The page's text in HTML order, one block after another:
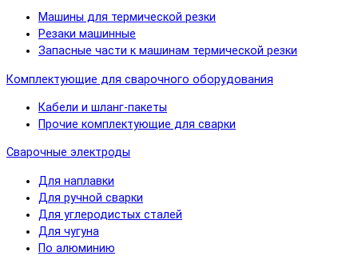
Машины для термической резки
Резаки машинные
Запасные части к машинам термической резки
Комплектующие для сварочного оборудования
Кабели и шланг-пакеты
Прочие комплектующие для сварки
Сварочные электроды
Для наплавки
Для ручной сварки
Для углеродистых сталей
Для чугуна
По алюминию